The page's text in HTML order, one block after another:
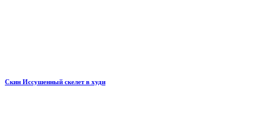
Скин Иссушенный скелет в худи